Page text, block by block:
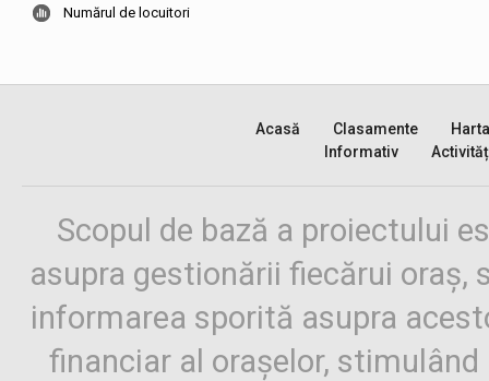
Numărul de locuitori
Acasă Clasamente
Harta
Informativ
Scopul de bază a proiectului
asupra gestionării fiecărui oraș,
informarea sporită asupra
financiar al orașelor,